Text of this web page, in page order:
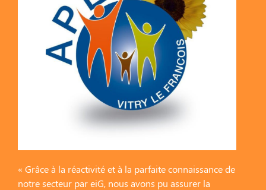
« Grâce à la réactivité et à la parfaite connaissance de
notre secteur par eiG, nous avons pu assurer la